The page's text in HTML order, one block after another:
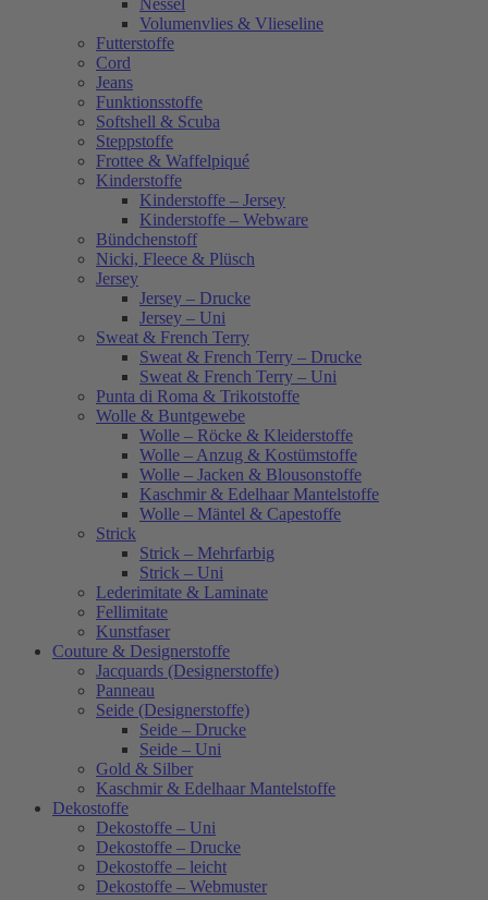
Nessel
Volumenvlies & Vlieseline
Futterstoffe
Cord
Jeans
Funktionsstoffe
Softshell & Scuba
Steppstoffe
Frottee & Waffelpiqué
Kinderstoffe
Kinderstoffe – Jersey
Kinderstoffe – Webware
Bündchenstoff
Nicki, Fleece & Plüsch
Jersey
Jersey – Drucke
Jersey – Uni
Sweat & French Terry
Sweat & French Terry – Drucke
Sweat & French Terry – Uni
Punta di Roma & Trikotstoffe
Wolle & Buntgewebe
Wolle – Röcke & Kleiderstoffe
Wolle – Anzug & Kostümstoffe
Wolle – Jacken & Blousonstoffe
Kaschmir & Edelhaar Mantelstoffe
Wolle – Mäntel & Capestoffe
Strick
Strick – Mehrfarbig
Strick – Uni
Lederimitate & Laminate
Fellimitate
Kunstfaser
Couture & Designerstoffe
Jacquards (Designerstoffe)
Panneau
Seide (Designerstoffe)
Seide – Drucke
Seide – Uni
Gold & Silber
Kaschmir & Edelhaar Mantelstoffe
Dekostoffe
Dekostoffe – Uni
Dekostoffe – Drucke
Dekostoffe – leicht
Dekostoffe – Webmuster